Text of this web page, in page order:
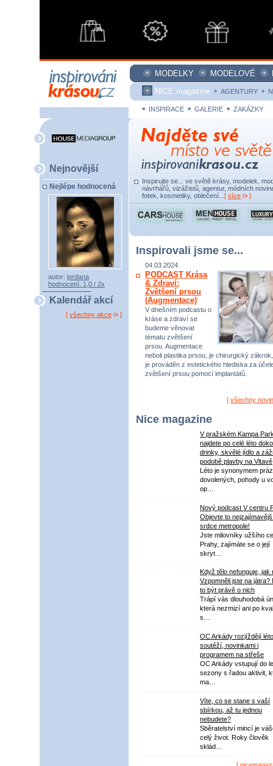
MODELKY MODELOVÉ
NICE magazine
AGENTURY
INSPIRACE GALERIE ZAKÁZKY
Nejnovější
Nejlépe hodnocená
autor: jordana
hodnocení: 1,0 / 2x
Kalendář akcí
[ všechny akce ]
Inspirujte se... ve světě krásy, modelek,
návrhářů, vizážistů, agentur, módních
fotek, kosmetiky, oblečení... [ více ]
Inspirovali jsme se...
04.03.2024
PODCAST Krása
& Zdraví:
Zvětšení prsou
(Augmentace)
V dnešním podcastu o
kráse a zdraví se
budeme věnovat
tématu zvětšení
prsou. Augmentace
neboli plastika prsou, je chirurgický
je prováděn z estetického hlediska za
zvětšení prsou pomocí implantátů.
[ všechny
Nice magazine
V pražském Kampa
najdete po celé léto
drinky, skvělé jídlo a
podobě plavby na Vltavě
Léto je synonymem
dovolených, pohody u
op…
Nový podcast V centru
Objevte to
srdce metropole!
Jste milovníky užšího
Prahy, zajímáte se o její
skryt…
Když tělo nefunguje, jak
Vzpomněli jste na játra?
to být právě o nich
Trápí vás dlouhodobá
která nezmizí ani po
s…
OC Arkády rozjíždějí léto
soutěží, novinkami i
programem na střeše
OC Arkády vstupují do
sezony s řadou aktivit,
ma…
Víte, co se stane s vaší
sbírkou, až tu jednou
nebudete?
Sběratelství mincí je
celý život. Roky člověk
sklád…